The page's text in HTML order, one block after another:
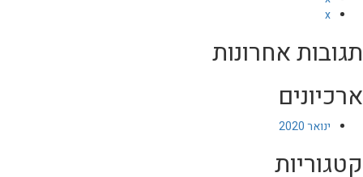
x
תגובות אחרונות
ארכיונים
ינואר 2020
קטגוריות